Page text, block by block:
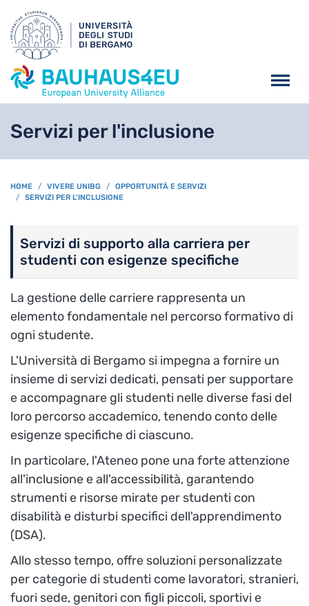
Servizi per l'inclusione
BREADCRUMB
HOME VIVERE UNIBG
OPPORTUNITÀ E SERVIZI
SERVIZI PER L'INCLUSIONE
Servizi di supporto alla carriera per
studenti con esigenze specifiche
La gestione delle carriere rappresenta un
elemento fondamentale nel percorso formativo di
ogni studente.
L'Università di Bergamo si impegna a fornire un
insieme di servizi dedicati, pensati per supportare
e accompagnare gli studenti nelle diverse fasi del
loro percorso accademico, tenendo conto delle
esigenze specifiche di ciascuno.
In particolare, l'Ateneo pone una forte attenzione
all'inclusione e all'accessibilità, garantendo
strumenti e risorse mirate per studenti con
disabilità e disturbi specifici dell'apprendimento
(DSA).
Allo stesso tempo, offre soluzioni personalizzate
per categorie di studenti come lavoratori, stranieri,
fuori sede, genitori con figli piccoli, sportivi e